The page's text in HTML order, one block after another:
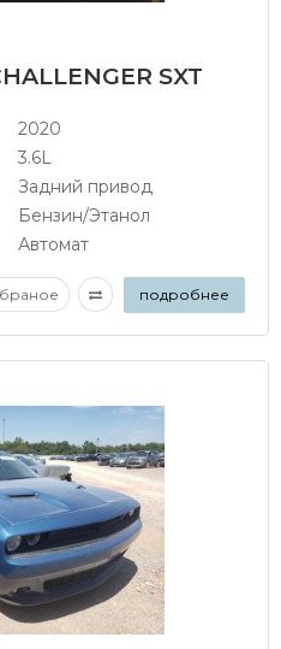
SXT
2020
3.6L
Задний привод
Бензин/Этанол
Автомат
подробнее